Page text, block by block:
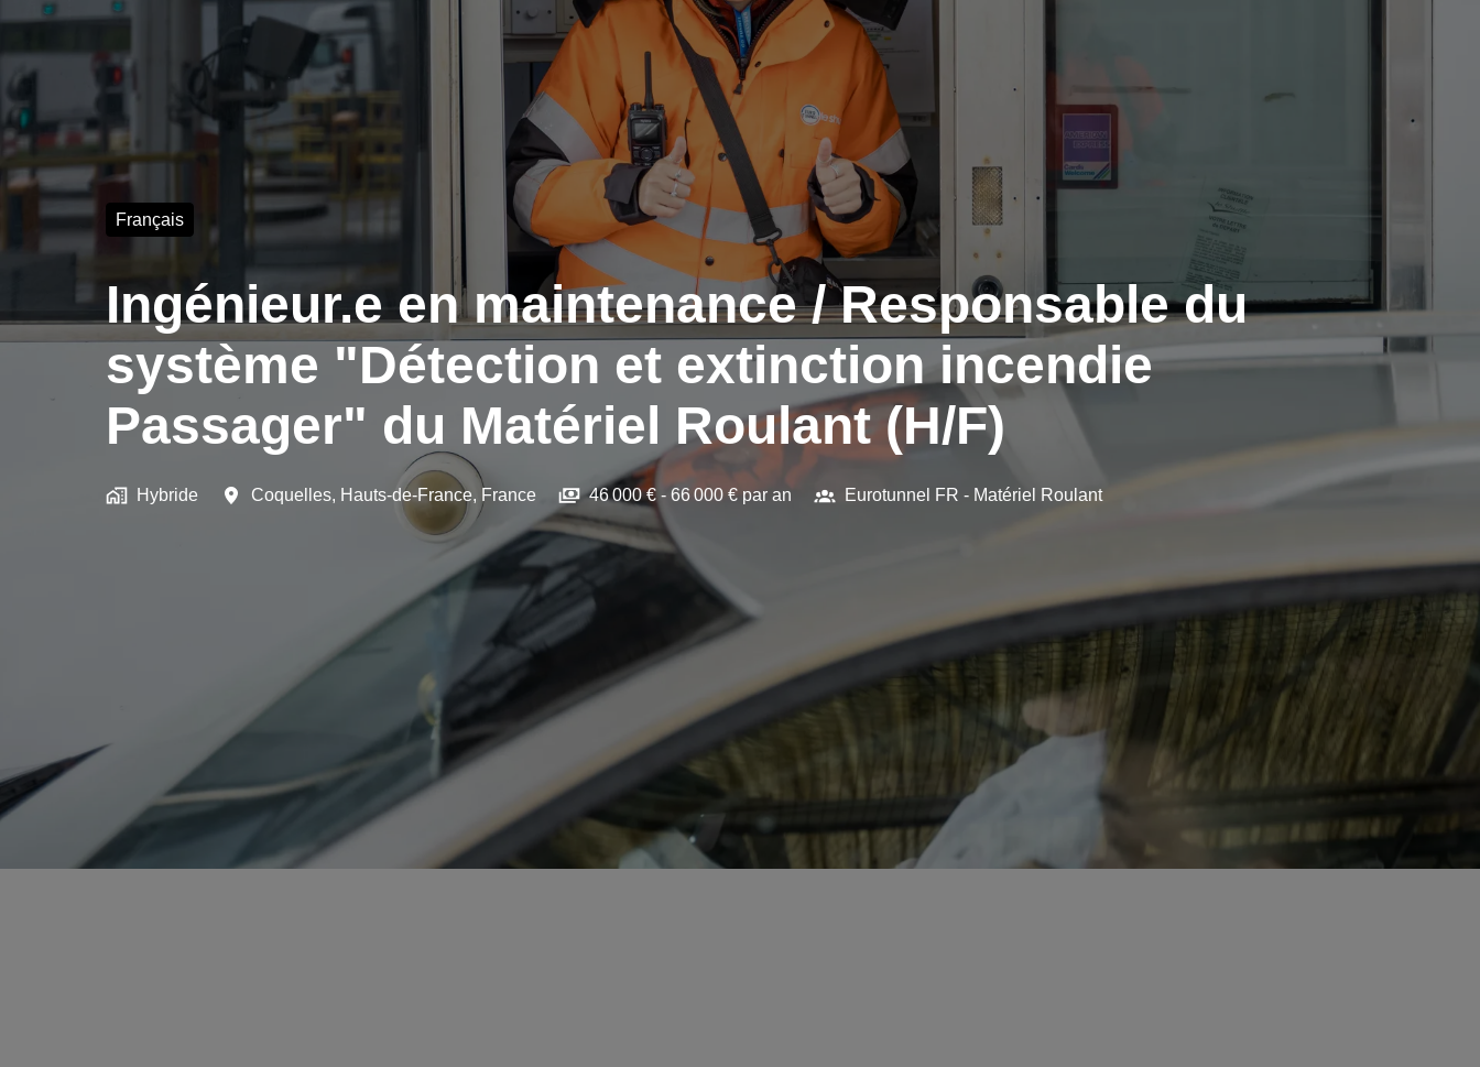
Français
Ingénieur.e en maintenance / Responsable du
système "Détection et extinction incendie
Passager" du Matériel Roulant (H/F)
Hybride Coquelles, Hauts-de-France, France 46 000 € - 66 000 € par an Eurotunnel FR - Matériel Roulant